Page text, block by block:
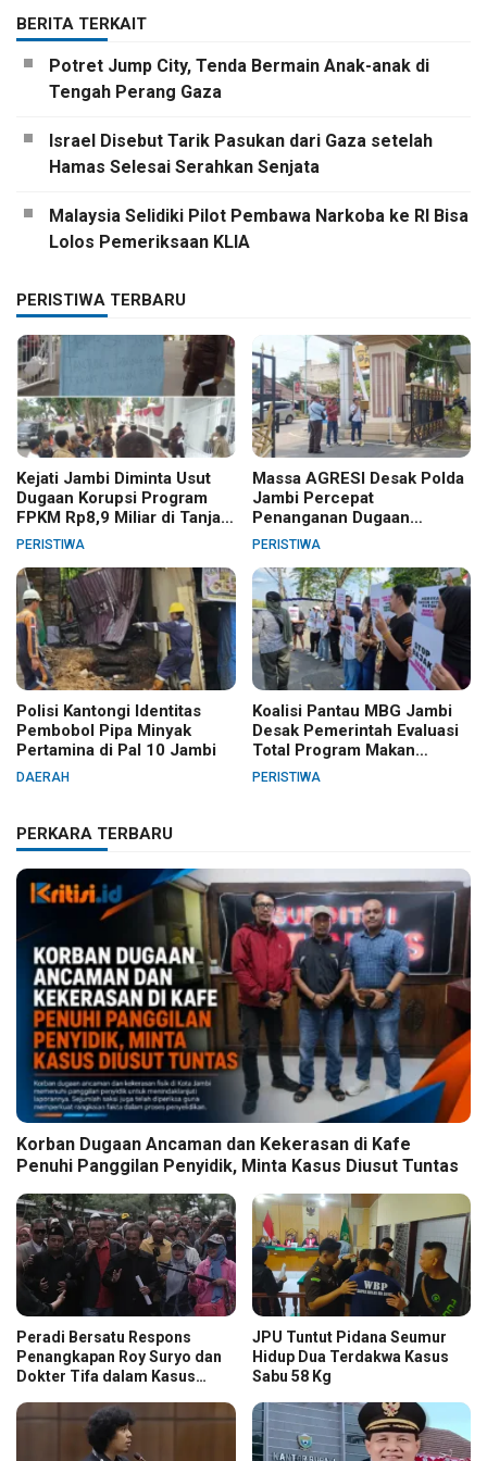
BERITA TERKAIT
Potret Jump City, Tenda Bermain Anak-anak di
Tengah Perang Gaza
Israel Disebut Tarik Pasukan dari Gaza setelah
Hamas Selesai Serahkan Senjata
Malaysia Selidiki Pilot Pembawa Narkoba ke RI Bisa
Lolos Pemeriksaan KLIA
PERISTIWA TERBARU
Kejati Jambi Diminta Usut
Dugaan Korupsi Program
FPKM Rp8,9 Miliar di Tanjab
Barat
PERISTIWA
Massa AGRESI Desak Polda
Jambi Percepat
Penanganan Dugaan
Pelanggaran Hak Cipta Buku
PERISTIWA
Polisi Kantongi Identitas
Pembobol Pipa Minyak
Pertamina di Pal 10 Jambi
DAERAH
Koalisi Pantau MBG Jambi
Desak Pemerintah Evaluasi
Total Program Makan
Bergizi Gratis
PERISTIWA
PERKARA TERBARU
Korban Dugaan Ancaman dan Kekerasan di Kafe
Penuhi Panggilan Penyidik, Minta Kasus Diusut Tuntas
Peradi Bersatu Respons
Penangkapan Roy Suryo dan
Dokter Tifa dalam Kasus
JPU Tuntut Pidana Seumur
Hidup Dua Terdakwa Kasus
Sabu 58 Kg